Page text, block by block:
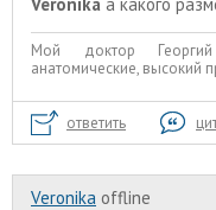
Veronika а какого
Мой доктор
анатомические, высокий
ответить
Veronika offline